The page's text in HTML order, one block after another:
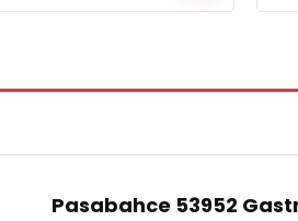
Moritz & Moritz 5 x witte